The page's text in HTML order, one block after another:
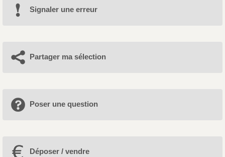
Signaler une erreur
Partager ma sélection
Poser une question
Déposer / vendre